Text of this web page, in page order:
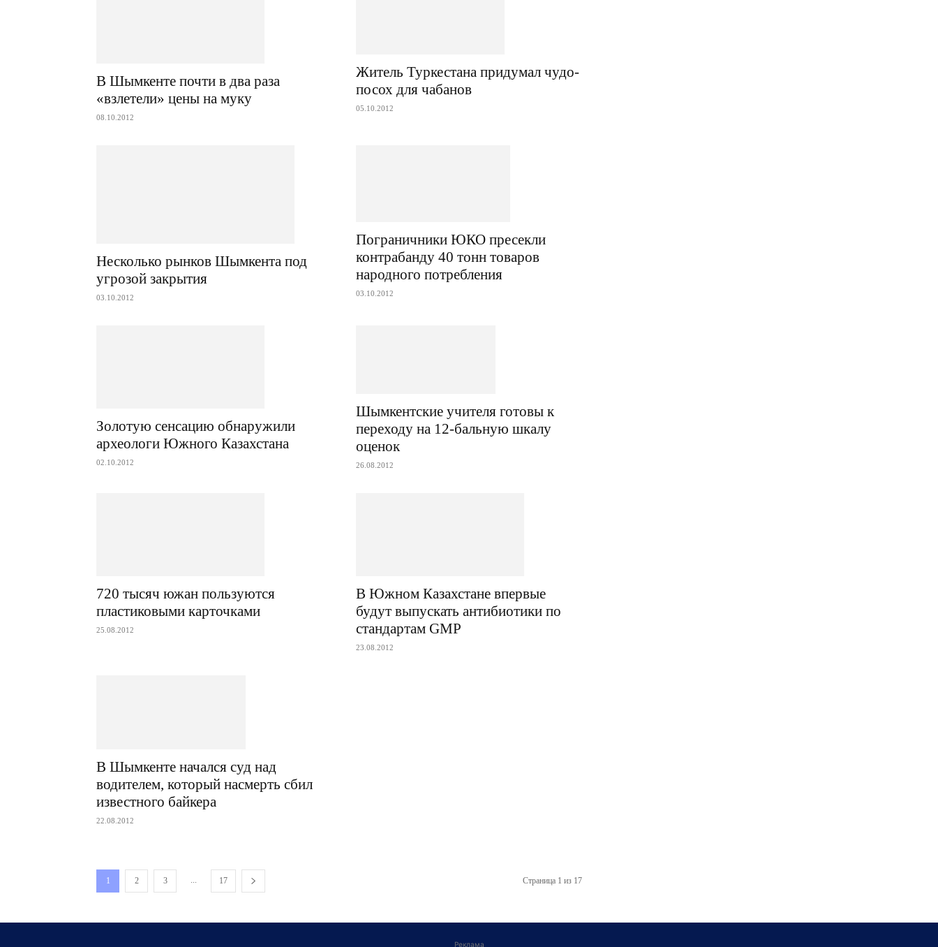
В Шымкенте почти в два раза
«взлетели» цены на муку
08.10.2012
Житель Туркестана придумал чудо-
посох для чабанов
05.10.2012
Несколько рынков Шымкента под
угрозой закрытия
03.10.2012
Пограничники ЮКО пресекли
контрабанду 40 тонн товаров
народного потребления
03.10.2012
Золотую сенсацию обнаружили
археологи Южного Казахстана
02.10.2012
Шымкентские учителя готовы к
переходу на 12-бальную шкалу
оценок
26.08.2012
720 тысяч южан пользуются
пластиковыми карточками
25.08.2012
В Южном Казахстане впервые
будут выпускать антибиотики по
стандартам GMP
23.08.2012
В Шымкенте начался суд над
водителем, который насмерть сбил
известного байкера
22.08.2012
1 2 3 ... 17 Страница 1 из 17
Реклама